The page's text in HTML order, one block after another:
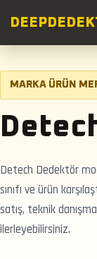
DEEP
MARKA ÜRÜN
Detech Dedektör
sınıfı ve ürün
satış, teknik
ilerleyebilirsiniz.